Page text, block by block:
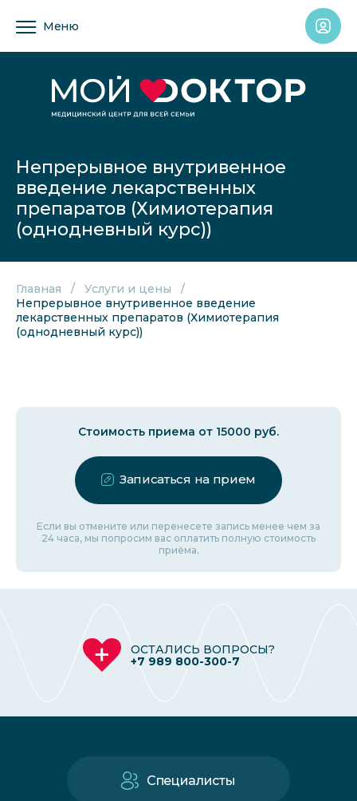
Меню
Непрерывное внутривенное
введение лекарственных
препаратов (Химиотерапия
(однодневный курс))
Главная
Услуги и цены
Непрерывное внутривенное введение
лекарственных препаратов (Химиотерапия
(однодневный курс))
Стоимость приема от 15000 руб.
Записаться на прием
Если вы отмените или перенесете запись менее чем за
24 часа, мы попросим вас оплатить полную стоимость
приёма.
ОСТАЛИСЬ ВОПРОСЫ?
+7 989 800-300-7
Специалисты